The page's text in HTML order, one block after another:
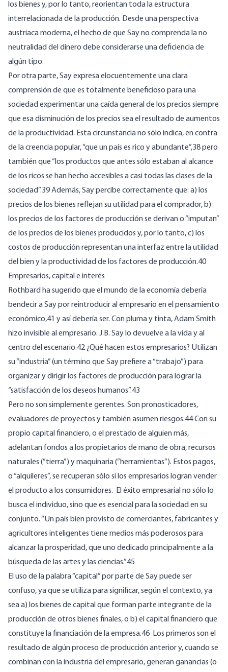
los bienes y, por lo tanto, reorientan toda la estructura
interrelacionada de la producción. Desde una perspectiva
austriaca moderna, el hecho de que Say no comprenda la no
neutralidad del dinero debe considerarse una deficiencia de
algún tipo.
Por otra parte, Say expresa elocuentemente una clara
comprensión de que es totalmente beneficioso para una
sociedad experimentar una caída general de los precios siempre
que esa disminución de los precios sea el resultado de aumentos
de la productividad. Esta circunstancia no sólo indica, en contra
de la creencia popular, “que un país es rico y abundante”,38 pero
también que “los productos que antes sólo estaban al alcance
de los ricos se han hecho accesibles a casi todas las clases de la
sociedad”.39 Además, Say percibe correctamente que: a) los
precios de los bienes reflejan su utilidad para el comprador, b)
los precios de los factores de producción se derivan o “imputan”
de los precios de los bienes producidos y, por lo tanto, c) los
costos de producción representan una interfaz entre la utilidad
del bien y la productividad de los factores de producción.40
Empresarios, capital e interés
Rothbard ha sugerido que el mundo de la economía debería
bendecir a Say por reintroducir al empresario en el pensamiento
económico,41 y así debería ser. Con pluma y tinta, Adam Smith
hizo invisible al empresario. J.B. Say lo devuelve a la vida y al
centro del escenario.42 ¿Qué hacen estos empresarios? Utilizan
su “industria” (un término que Say prefiere a “trabajo”) para
organizar y dirigir los factores de producción para lograr la
“satisfacción de los deseos humanos”.43
Pero no son simplemente gerentes. Son pronosticadores,
evaluadores de proyectos y también asumen riesgos.44 Con su
propio capital financiero, o el prestado de alguien más,
adelantan fondos a los propietarios de mano de obra, recursos
naturales (”tierra”) y maquinaria (”herramientas”). Estos pagos,
o “alquileres”, se recuperan sólo si los empresarios logran vender
el producto a los consumidores. El éxito empresarial no sólo lo
busca el individuo, sino que es esencial para la sociedad en su
conjunto. “Un país bien provisto de comerciantes, fabricantes y
agricultores inteligentes tiene medios más poderosos para
alcanzar la prosperidad, que uno dedicado principalmente a la
búsqueda de las artes y las ciencias.”45
El uso de la palabra “capital” por parte de Say puede ser
confuso, ya que se utiliza para significar, según el contexto, ya
sea a) los bienes de capital que forman parte integrante de la
producción de otros bienes finales, o b) el capital financiero que
constituye la financiación de la empresa.46 Los primeros son el
resultado de algún proceso de producción anterior y, cuando se
combinan con la industria del empresario, generan ganancias (o